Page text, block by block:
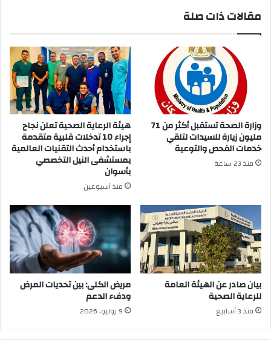
مقالات ذات صلة
وزارة الصحة تستقبل أكثر من 71
مليون زيارة للسيدات لتلقي
خدمات الفحص والتوعية
منذ 23 ساعة
هيئة الرعاية الصحية تعلن نجاح
إجراء 10 تدخلات قلبية متقدمة
باستخدام أحدث التقنيات العالمية
بمستشفى النيل التخصصي
بأسوان
منذ أسبوعين
بيان صادر عن الهيئة العامة
للرعاية الصحية
منذ 3 أسابيع
مريض الكلى: بين تحديات المرض
ودفء الدعم
9 يوليو، 2026